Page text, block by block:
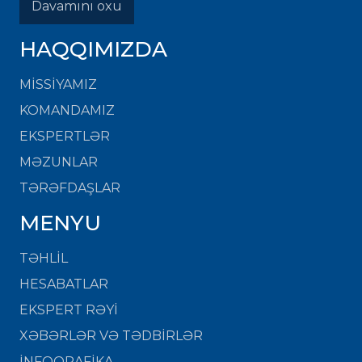
Davamını oxu
HAQQIMIZDA
MISSIYAMIZ
KOMANDAMIZ
EKSPERTLƏR
MƏZUNLAR
TƏRƏFDAŞLAR
MENYU
TƏHLİL
HESABATLAR
EKSPERT RƏYİ
XƏBƏRLƏR VƏ TƏDBİRLƏR